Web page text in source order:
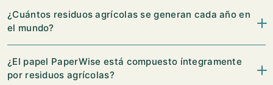
¿Cuántos residuos agrícolas se generan cada año en
el mundo?
¿El papel PaperWise está compuesto íntegramente
por residuos agrícolas?